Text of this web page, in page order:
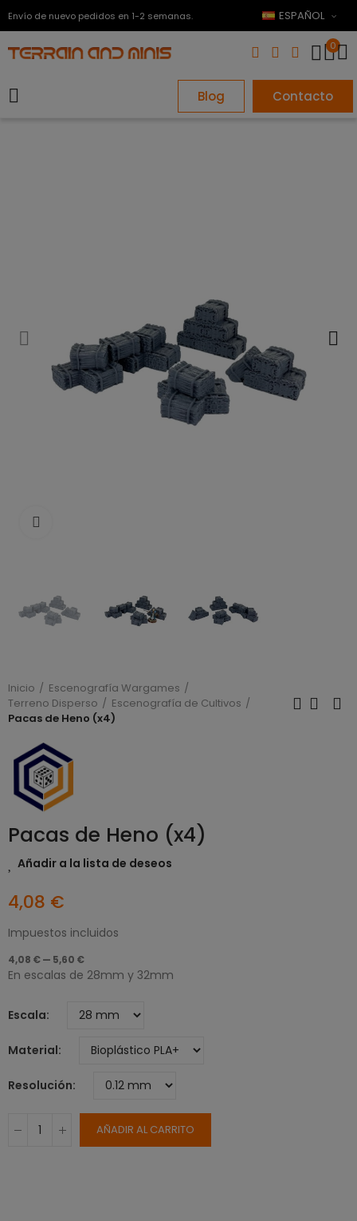
Envío de nuevo pedidos en 1-2 semanas. ESPAÑOL
0
Blog Contacto
Inicio
Escenografía Wargames
Terreno Disperso
Escenografía de Cultivos
Pacas de Heno (x4)
Pacas de Heno (x4)
Añadir a la lista de deseos
4,08 €
Impuestos incluidos
4,08 € — 5,60 €
En escalas de 28mm y 32mm
Escala
Material
Resolución
AÑADIR AL CARRITO